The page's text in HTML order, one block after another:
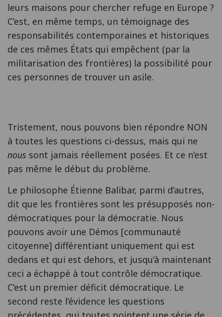
leurs maisons pour chercher refuge en Europe ?
C’est, en même temps, un témoignage des
responsabilités contemporaines et historiques
de ces mêmes États qui empêchent (par la
militarisation des frontières) la possibilité pour
ces personnes de trouver un asile.
Tristement, nous pouvons bien répondre NON
à toutes les questions ci-dessus, mais qui ne
nous sont jamais réellement posées. Et ce n’est
pas même le début du problème.
Le philosophe Étienne Balibar, parmi d’autres,
dit que les frontières sont les présupposés non-
démocratiques pour la démocratie. Nous
pouvons avoir une Démos [communauté
citoyenne] différentiant uniquement qui est
dedans et qui est dehors, et jusqu’à maintenant
ceci a échappé à tout contrôle démocratique.
C’est un premier déficit démocratique. Le
second reste l’évidence les questions